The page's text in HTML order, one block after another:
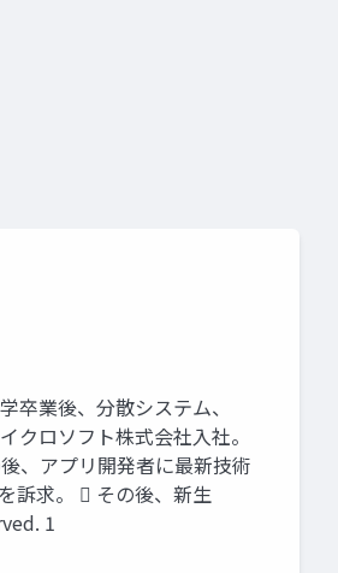
卒業後、分散システム、
ロソフト株式会社入社。
、アプリ開発者に最新技術
訴求。  その後、新生
1